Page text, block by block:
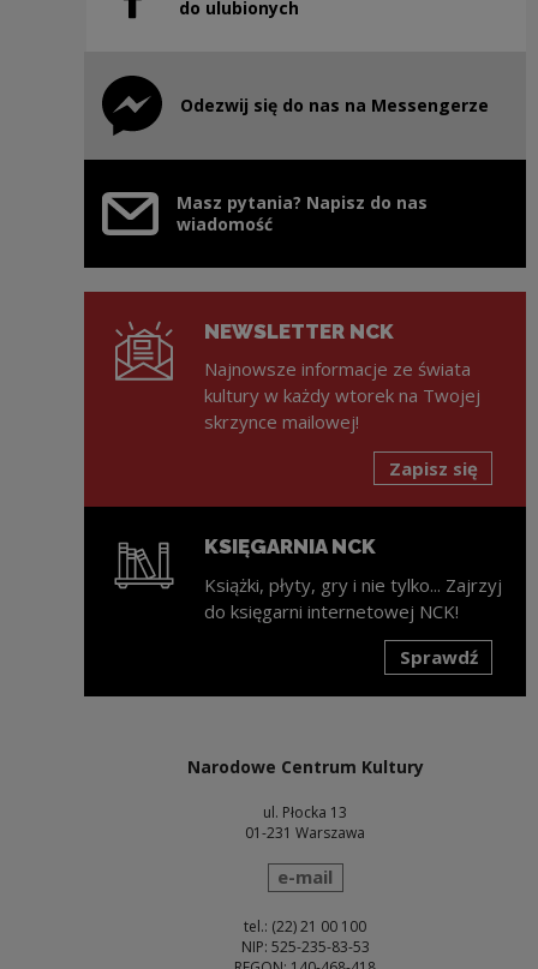
do ulubionych
Uwaga, link zostanie otwarty w nowym oknie
Odezwij się do nas na Messengerze
Uwaga, link zostanie otwarty w nowym oknie
Masz pytania? Napisz do nas
wiadomość
NEWSLETTER NCK
Najnowsze informacje ze świata
kultury w każdy wtorek na Twojej
skrzynce mailowej!
Zapisz się
KSIĘGARNIA NCK
Książki, płyty, gry i nie tylko... Zajrzyj
do księgarni internetowej NCK!
Sprawdź
Narodowe Centrum Kultury
ul. Płocka 13
01-231 Warszawa
wyślij wiadomość
e-mail
tel.: (22) 21 00 100
NIP: 525-235-83-53